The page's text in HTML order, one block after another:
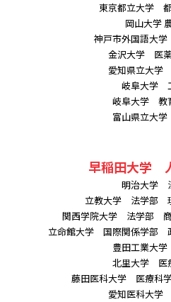
東京都立大学
岡山大学
神戸市外国語大
金沢大学 医
愛知県立大学
岐阜大学
岐阜大学 教
富山県立大
早稲田大学
明治大学
立教大学 法学部
関西学院大学 法学部
立命館大学 国際関係学部
豊田工業大
北里大学 医
藤田医科大学 医療科
愛知医科大学